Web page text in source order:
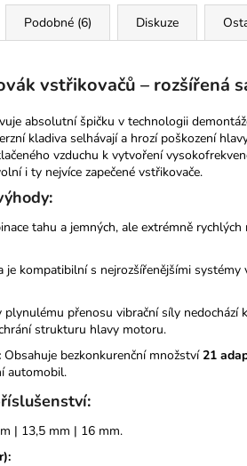
Podobné (6) Diskuze
vstřikovačů – rozšířená
absolutní špičku v technologii
kladiva selhávají a hrozí poškození
vzduchu k vytvoření
i ty nejvíce zapečené vstřikovače.
tahu a jemných, ale extrémně
je kompatibilní s nejrozšířenějšími
plynulému přenosu vibrační síly nedochází
strukturu hlavy motoru.
Obsahuje bezkonkurenční množství21
automobil.
| 13,5 mm | 16 mm.